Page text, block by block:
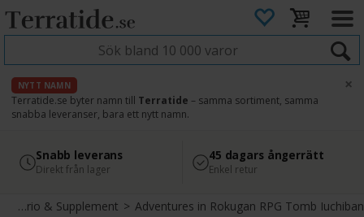
NYTT NAMN
Terratide.se byter namn till Terratide – samma sortiment, samma
snabba leveranser, bara ett nytt namn.
×
4.8
Läs omdömen på Google
Säker betalning
med Svea
Snabb leverans
Direkt från lager
45 dagars ångerrätt
Enkel retur
Scenario & Supplement>Adventures in Rokugan RPG Tomb Iuchiban